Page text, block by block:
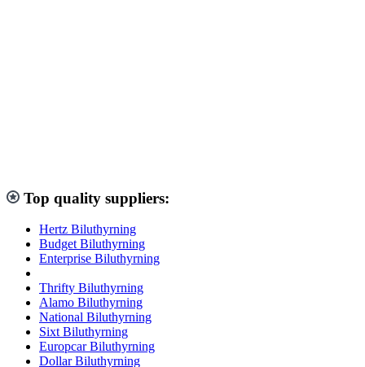
Top quality suppliers:
Hertz Biluthyrning
Budget Biluthyrning
Enterprise Biluthyrning
Thrifty Biluthyrning
Alamo Biluthyrning
National Biluthyrning
Sixt Biluthyrning
Europcar Biluthyrning
Dollar Biluthyrning